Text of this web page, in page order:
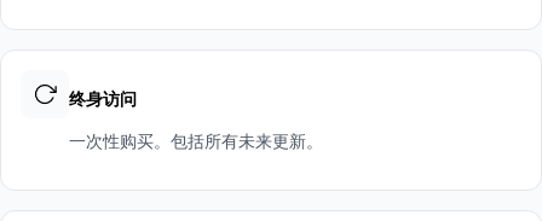
终身访问
一次性购买。包括所有未来更新。